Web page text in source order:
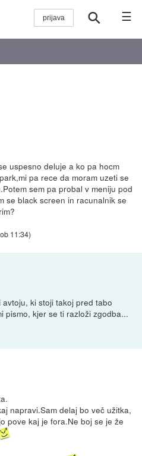
☰
uspesno deluje a ko pa hocm
pa rece da moram uzeti se
sem pa probal v meniju pod
se black screen in racunalnik se
11:34)
ki stoji takoj pred tabo
pismo, kjer se ti razloži zgodba...
napravi.Sam delaj bo več užitka,
pove kaj je fora.Ne boj se je že